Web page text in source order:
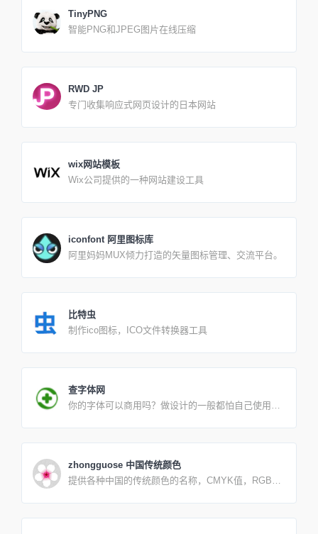
版权保护的作品出现在PinPNG.com上，或者如果通
过搜索引擎返回了受版权保护的作品的链接，并且您
陈述我们网站上列出的侵犯版权的信息，您将承担损
坏（包括费用和律师费）的责任。我们建议您首先与
包含以下信息： 1.提供被授权人代表涉嫌侵权的独占
明投诉方有善意的信念，认为以投诉的方式使用该材
料未经版权所有者，其代理人或法律的授权。4.声明
通知中的信息准确无误，并受到伪证处罚，声明申诉
事实，而且意义重大。到目前为止，在我完成的30多
个项目中，我一直惊讶于flatuicols.com如何在2013年
多个国家地区复制了超过2500万次颜色。现在，我与
合作，很荣幸为您展示所有全新的Flat UI Cols 2。
TinyPNG
智能PNG和JPEG图片在线压缩
RWD JP
专门收集响应式网页设计的日本网站
wix网站模板
Wix公司提供的一种网站建设工具
iconfont 阿里图标库
阿里妈妈MUX倾力打造的矢量图标管理、交流平台。
比特虫
制作ico图标，ICO文件转换器工具
查字体网
你的字体可以商用吗？做设计的一般都怕自己使用的
荡产，所以我们很有必要了解下自己电脑安装的字体
哪些是免费可商用的。进入这个网站，它会自动检测
商用的字体一目了了然，再也不怕字体侵权了！360
的反应真快，就在这两天疯传网络的“微软雅黑字体商
键检测电脑安装字体是否免费或是“商用需授权”的，
zhongguose 中国传统颜色
提供各种中国的传统颜色的名称，CMYK值，RGB
出版社提供 中式设计好工具！ 超美的中国风配色，
网站号称收集了全的中国色，还有中英文互译，非常